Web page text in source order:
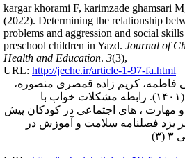
kargar khorami F, karimzade ghamsari
(2022). Determining the relationship
problems and aggression and social
preschool children in Yazd. Journal of
Health and Education. 3(3),
URL: http://jeche.ir/article-1-97-fa.html
فاطمه، کریم زاده قمصری منصوره،
(۱۴۰۱).
رابطه مشکلات خواب با
مهارت ، های اجتماعی در کودکان پیش
یزد فصلنامه سلامت و آموزش در